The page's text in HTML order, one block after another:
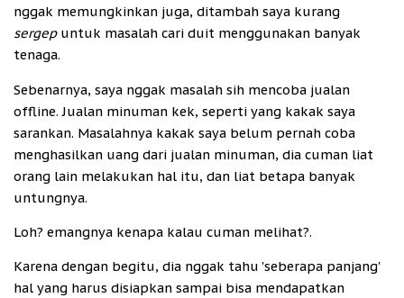
nggak memungkinkan juga, ditambah saya kurang
sergepuntuk masalah cari duit menggunakan banyak
tenaga.
Sebenarnya, saya nggak masalah sih mencoba jualan
offline. Jualan minuman kek, seperti yang kakak saya
sarankan. Masalahnya kakak saya belum pernah coba
menghasilkan uang dari jualan minuman, dia cuman liat
orang lain melakukan hal itu, dan liat betapa banyak
untungnya.
Loh? emangnya kenapa kalau cuman melihat?.
Karena dengan begitu, dia nggak tahu 'seberapa panjang'
hal yang harus disiapkan sampai bisa mendapatkan